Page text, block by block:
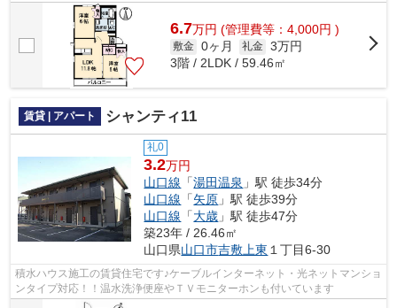
☆追い炊き機能付き!☆ＩＨコンロ付きです。
6.7万円 (管理費等：4,000円 )
敷金 0ヶ月 礼金 3万円
3階 / 2LDK / 59.46㎡
賃貸 | アパート シャンティ11
礼0
3.2万円
山口線 「湯田温泉 」駅 徒歩34分
山口線 「矢原 」駅 徒歩39分
山口線 「大歳 」駅 徒歩47分
築23年 / 26.46㎡
山口県山口市吉敷上東 １丁目6-30
積水ハウス施工の賃貸住宅です♪ケーブルインターネット・光ネットマンショ
ンタイプ対応！！温水洗浄便座やＴＶモニターホンも付いています